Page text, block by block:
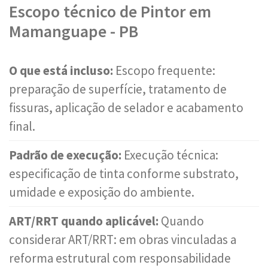
Escopo técnico de Pintor em
Mamanguape - PB
O que está incluso: Escopo frequente:
preparação de superfície, tratamento de
fissuras, aplicação de selador e acabamento
final.
Padrão de execução: Execução técnica:
especificação de tinta conforme substrato,
umidade e exposição do ambiente.
ART/RRT quando aplicável: Quando
considerar ART/RRT: em obras vinculadas a
reforma estrutural com responsabilidade